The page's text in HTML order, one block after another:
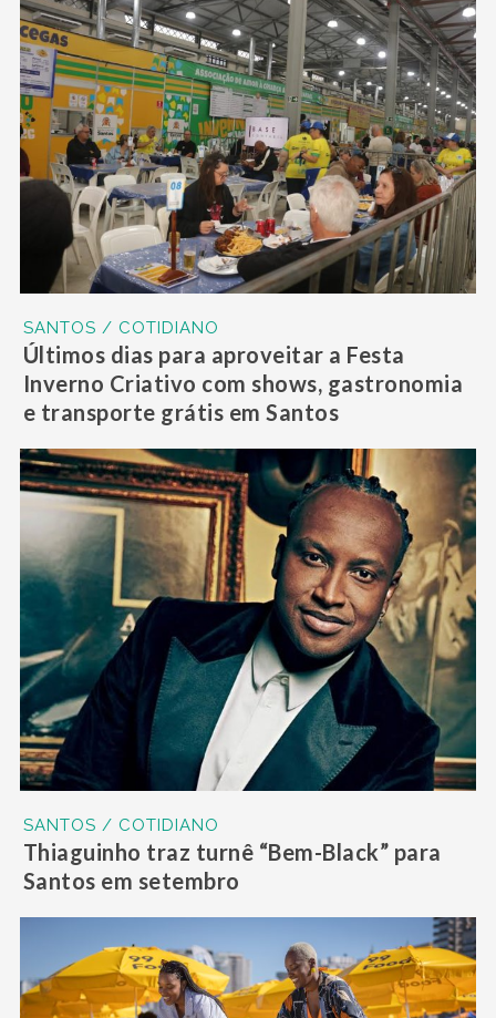
SANTOS / COTIDIANO
Últimos dias para aproveitar a Festa
Inverno Criativo com shows, gastronomia
e transporte grátis em Santos
SANTOS / COTIDIANO
Thiaguinho traz turnê “Bem-Black” para
Santos em setembro